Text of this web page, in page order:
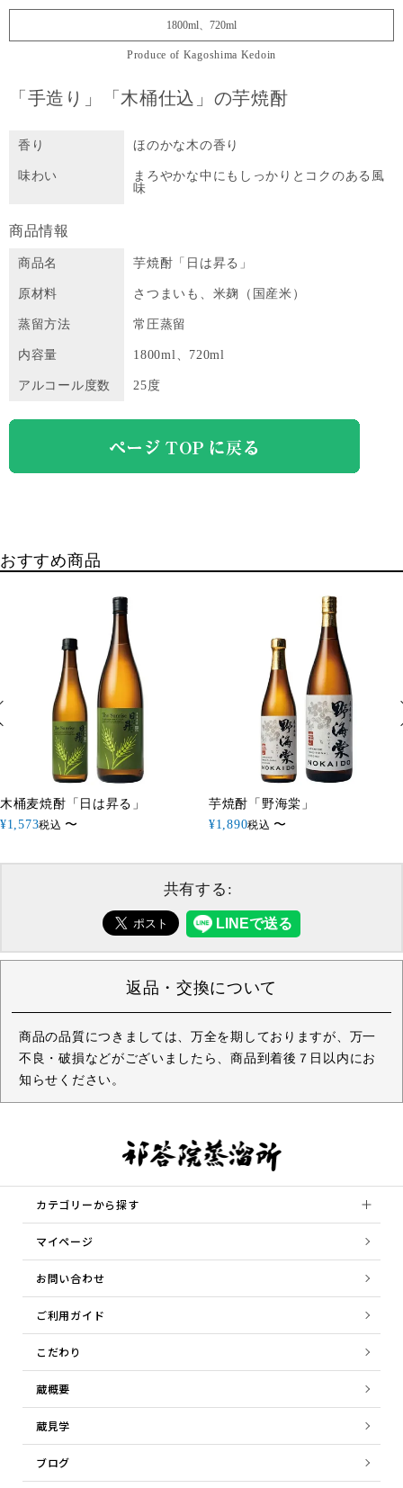
1800ml、720ml
Produce of Kagoshima Kedoin
「手造り」「木桶仕込」の芋焼酎
香り ほのかな木の香り
味わい
まろやかな中にもしっかりとコクのある風
味
商品情報
商品名 芋焼酎「日は昇る」
原材料 さつまいも、米麹（国産米）
蒸留方法 常圧蒸留
内容量 1800ml、720ml
アルコール度数 25度
おすすめ商品
木桶麦焼酎「日は昇る」
¥1,573税込 〜
芋焼酎「野海棠」
¥1,890税込 〜
共有する:
返品・交換について
商品の品質につきましては、万全を期しておりますが、万一
不良・破損などがございましたら、商品到着後７日以内にお
知らせください。
カテゴリーから探す
マイページ
お問い合わせ
ご利用ガイド
こだわり
蔵概要
蔵見学
ブログ